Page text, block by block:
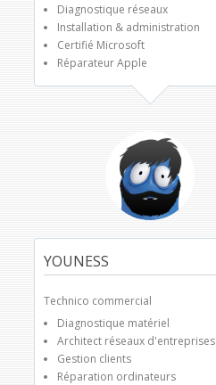
Diagnostique réseaux
Installation & administration
Certifié Microsoft
Réparateur Apple
YOUNESS
Technico commercial
Diagnostique matériel
Architect réseaux d'entreprises
Gestion clients
Réparation ordinateurs